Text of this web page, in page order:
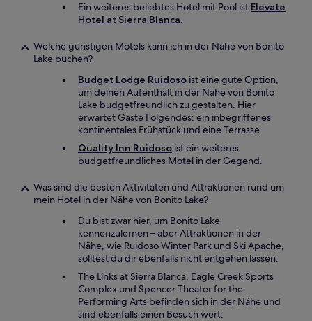
Ein weiteres beliebtes Hotel mit Pool ist Elevate
Hotel at Sierra Blanca.
Welche günstigen Motels kann ich in der Nähe von Bonito
Lake buchen?
Budget Lodge Ruidoso ist eine gute Option,
um deinen Aufenthalt in der Nähe von Bonito
Lake budgetfreundlich zu gestalten. Hier
erwartet Gäste Folgendes: ein inbegriffenes
kontinentales Frühstück und eine Terrasse.
Quality Inn Ruidoso ist ein weiteres
budgetfreundliches Motel in der Gegend.
Was sind die besten Aktivitäten und Attraktionen rund um
mein Hotel in der Nähe von Bonito Lake?
Du bist zwar hier, um Bonito Lake
kennenzulernen – aber Attraktionen in der
Nähe, wie Ruidoso Winter Park und Ski Apache,
solltest du dir ebenfalls nicht entgehen lassen.
The Links at Sierra Blanca, Eagle Creek Sports
Complex und Spencer Theater for the
Performing Arts befinden sich in der Nähe und
sind ebenfalls einen Besuch wert.